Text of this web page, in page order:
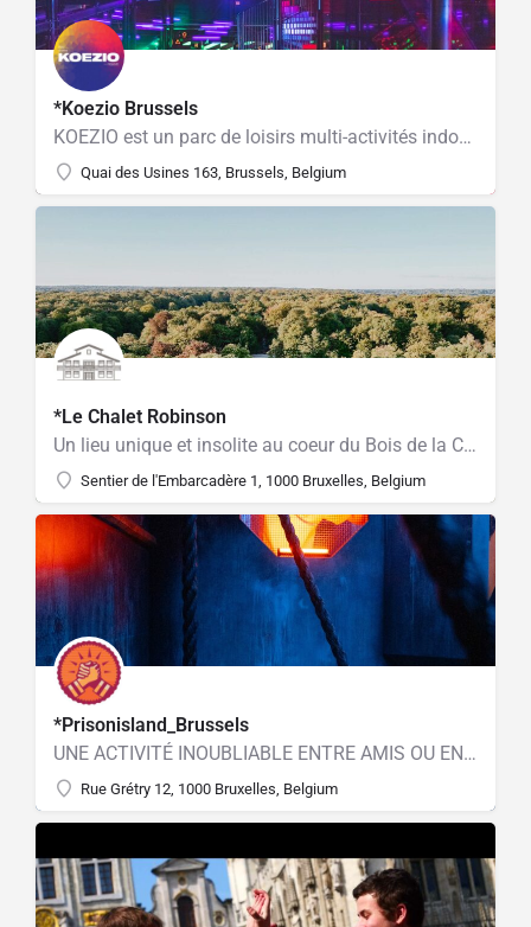
*Koezio Brussels
KOEZIO est un parc de loisirs multi-activités indoor unique en Belgique! Sortie entre amis, familles, anniversaires ados et adultes, entreprises.
Quai des Usines 163, Brussels, Belgium
*Le Chalet Robinson
Un lieu unique et insolite au coeur du Bois de la Cambre
Sentier de l'Embarcadère 1, 1000 Bruxelles, Belgium
*Prisonisland_Brussels
UNE ACTIVITÉ INOUBLIABLE ENTRE AMIS OU EN FAMILLE
Rue Grétry 12, 1000 Bruxelles, Belgium